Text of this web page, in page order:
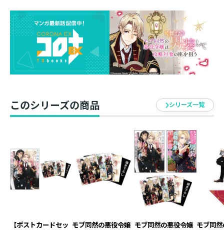
素材 ： アクリル
サイズ ： 縦130mm×横70mm角内（本体）
60mm角内（台座）
イラスト ： 早瀬ジュン
発売元 ： TOブックス
このシリーズの商品 シリーズ一覧
【ポストカードセッ モブ同然の悪役令嬢 モブ同然の悪役令嬢 モブ同